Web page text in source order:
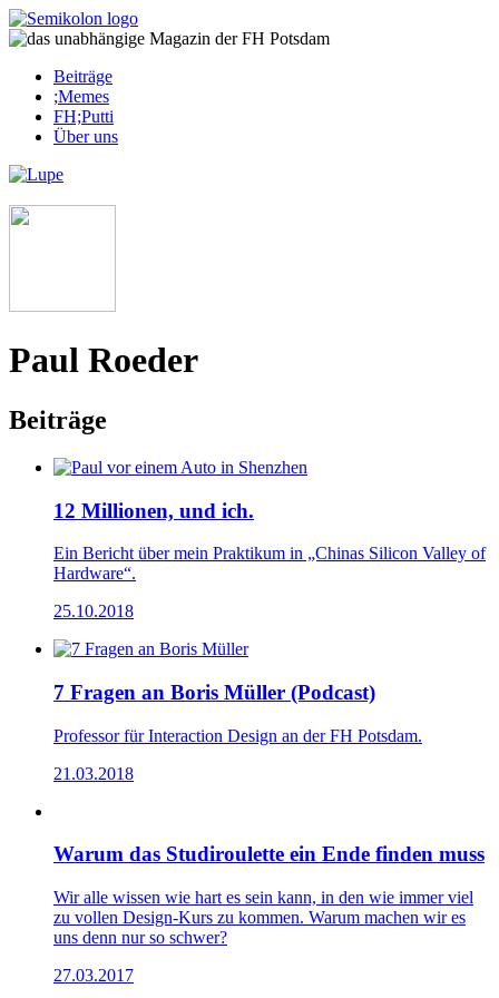
Skip
to
Beiträge
;Memes
FH;Putti
Über uns
Paul Roeder
Beiträge
12 Millionen, und ich.
Ein Bericht über mein Prak­tikum in „Chinas Silicon Valley of
Hardware“.
25.10.2018
7 Fragen an Boris Müller (Podcast)
Pro­fessor für Inter­action Design an der FH Potsdam.
21.03.2018
Warum das Studiroulette ein Ende finden muss
Wir alle wissen wie hart es sein kann, in den wie immer viel
zu vollen Design-Kurs zu kommen. Warum machen wir es
uns denn nur so schwer?
27.03.2017